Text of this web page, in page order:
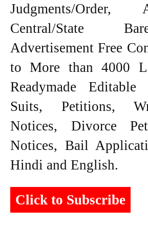
Judgments/
Central/State
Advertisement Free
to More than 4000
Readymade
Suits, Petitions,
Notices, Divorce
Notices, Bail
Hindi and English.
Click to Subscribe